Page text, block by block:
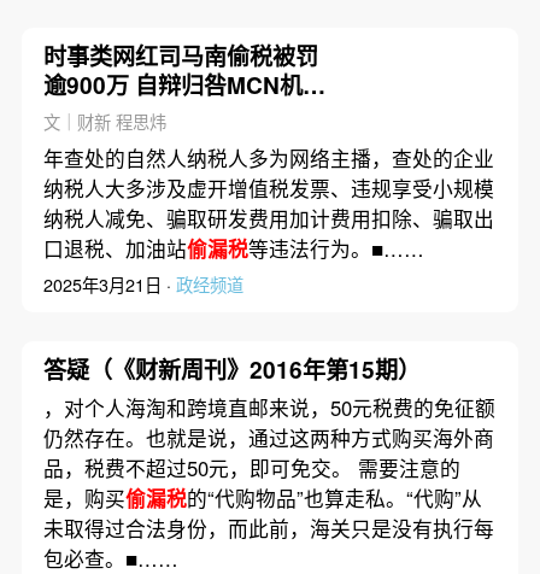
时事类网红司马南偷税被罚
逾900万 自辩归咎MCN机构
未代缴
文｜财新 程思炜
年查处的自然人纳税人多为网络主播，查处的企业
纳税人大多涉及虚开增值税发票、违规享受小规模
纳税人减免、骗取研发费用加计费用扣除、骗取出
口退税、加油站偷漏税等违法行为。■……
2025年3月21日 · 政经频道
答疑（《财新周刊》2016年第15期）
，对个人海淘和跨境直邮来说，50元税费的免征额
仍然存在。也就是说，通过这两种方式购买海外商
品，税费不超过50元，即可免交。 需要注意的
是，购买偷漏税的“代购物品”也算走私。“代购”从
未取得过合法身份，而此前，海关只是没有执行每
包必查。■……